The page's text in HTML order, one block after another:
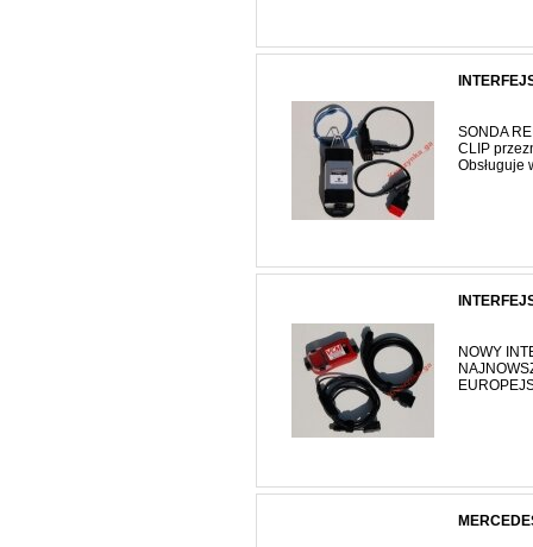
SONDA
CLIP
Obsługuje
NOWY